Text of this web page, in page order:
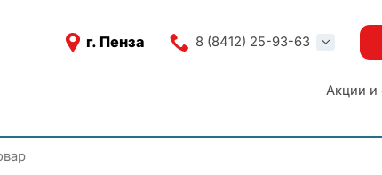
г. Пенза 8 (8412) 25-93-63
Акции и